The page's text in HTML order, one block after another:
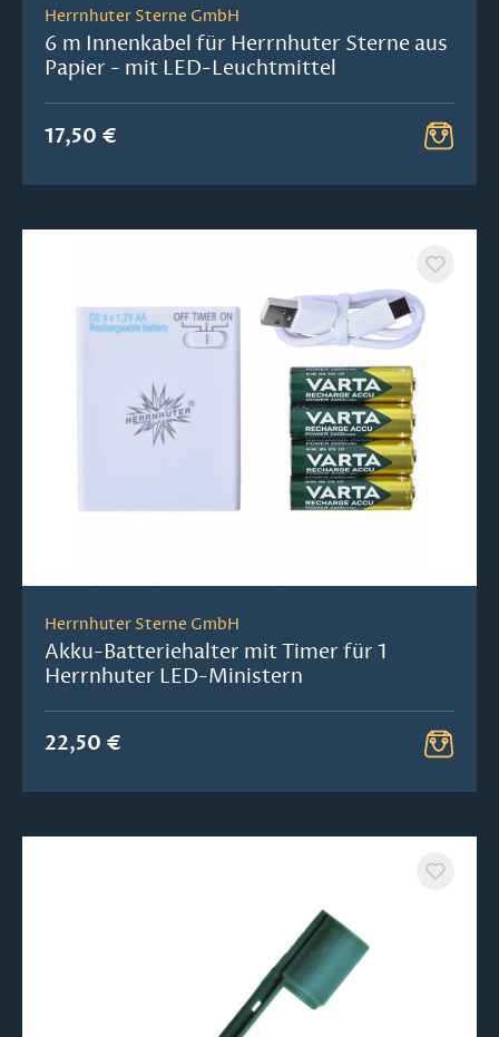
Herrnhuter Sterne GmbH
6 m Innenkabel für Herrnhuter Sterne aus
Papier - mit LED-Leuchtmittel
17,50 €
Herrnhuter Sterne GmbH
Akku-Batteriehalter mit Timer für 1
Herrnhuter LED-Ministern
22,50 €